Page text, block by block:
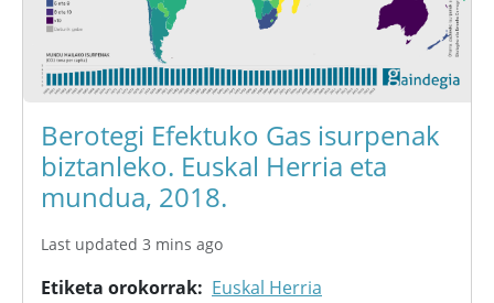
Berotegi Efektuko Gas isurpenak
biztanleko. Euskal Herria eta
mundua, 2018.
Last updated 3 mins ago
Etiketa orokorrak Euskal Herria